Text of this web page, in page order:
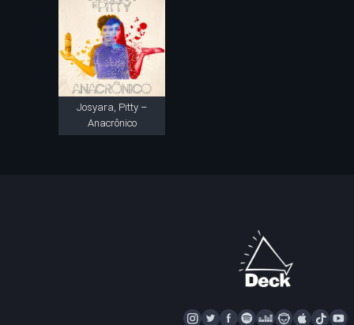
Josyara, Pitty –
Anacrônico
I
T
F
S
D
N
A
T